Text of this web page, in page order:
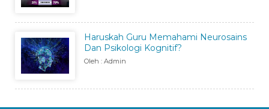
Haruskah Guru Memahami Neurosains
Dan Psikologi Kognitif?
Oleh : Admin